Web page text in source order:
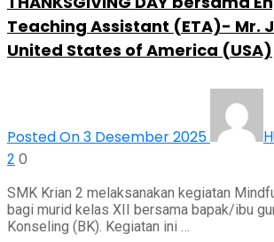
Teaching Assistant (ETA)- Mr.
United States of America (USA)
Posted On 3 Desember 2025
2 0
SMK Krian 2 melaksanakan kegiatan
bagi murid kelas XII bersama bapak/ibu
Konseling (BK). Kegiatan ini …